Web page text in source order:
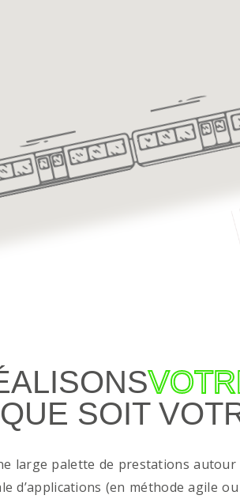
SOIT
large palette de prestations
d’applications (en méthode agile